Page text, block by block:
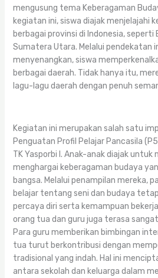
mengusung tema Keberagaman
kegiatan ini, siswa diajak menjelajahi
berbagai provinsi di Indonesia, seperti
Sumatera Utara. Melalui pendekatan
menyenangkan, siswa
berbagai daerah. Tidak hanya itu,
lagu-lagu daerah dengan penuh
Kegiatan ini merupakan salah satu
Penguatan Profil Pelajar Pancasila
TK Yasporbi I. Anak-anak diajak untuk
menghargai keberagaman budaya
bangsa. Melalui penampilan mereka,
belajar tentang seni dan budaya
percaya diri serta kemampuan
orang tua dan guru juga terasa
Para guru memberikan bimbingan
tua turut berkontribusi dengan
tradisional yang indah. Hal ini
antara sekolah dan keluarga dalam